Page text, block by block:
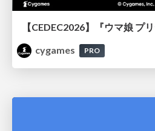
cygames
PRO